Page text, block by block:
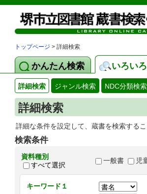
トップページ > 詳細検索
かんたん検索 いろい
詳細検索 ジャンル検索 NDC分類検索
詳細検索
詳細な条件を設定して、蔵書を検索するこ
検索条件
資料種別
すべて選択
一般書 児
キーワード１